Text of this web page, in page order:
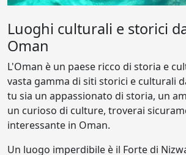
Luoghi culturali e storici
Oman
L'Oman è un paese ricco di storia e
vasta gamma di siti storici e culturali
tu sia un appassionato di storia, un
un curioso di culture, troverai
interessante in Oman.
Un luogo imperdibile è il Forte di